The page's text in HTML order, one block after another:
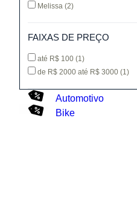
Melissa (2)
FAIXAS DE PREÇO
até R$ 100 (1)
de R$ 2000 até R$ 3000 (1)
Automotivo
Bike